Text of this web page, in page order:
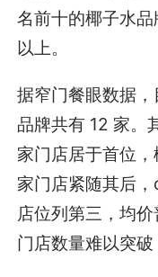
名前十的椰子水
以上。
据窄门餐眼数据
品牌共有 12 家。
家门店居于首位
家门店紧随其后
店位列第三，均
门店数量难以突破